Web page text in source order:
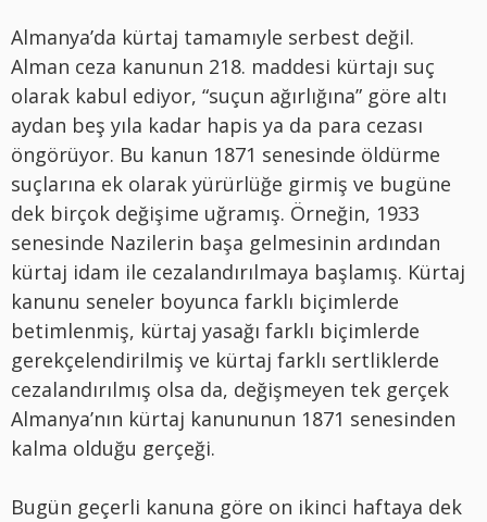
Almanya’da kürtaj tamamıyle serbest değil.
Alman ceza kanunun 218. maddesi kürtajı suç
olarak kabul ediyor, “suçun ağırlığına” göre altı
aydan beş yıla kadar hapis ya da para cezası
öngörüyor. Bu kanun 1871 senesinde öldürme
suçlarına ek olarak yürürlüğe girmiş ve bugüne
dek birçok değişime uğramış. Örneğin, 1933
senesinde Nazilerin başa gelmesinin ardından
kürtaj idam ile cezalandırılmaya başlamış. Kürtaj
kanunu seneler boyunca farklı biçimlerde
betimlenmiş, kürtaj yasağı farklı biçimlerde
gerekçelendirilmiş ve kürtaj farklı sertliklerde
cezalandırılmış olsa da, değişmeyen tek gerçek
Almanya’nın kürtaj kanununun 1871 senesinden
kalma olduğu gerçeği.
Bugün geçerli kanuna göre on ikinci haftaya dek